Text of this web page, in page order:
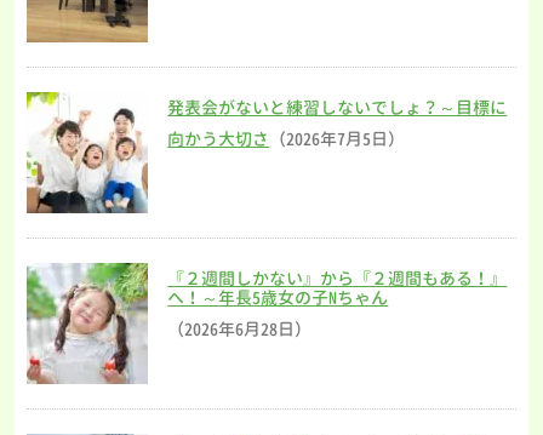
発表会がないと練習しないでしょ？～目標に
向かう大切さ （2026年7月5日）
『２週間しかない』から『２週間もある！』
へ！～年長5歳女の子Nちゃん
（2026年6月28日）